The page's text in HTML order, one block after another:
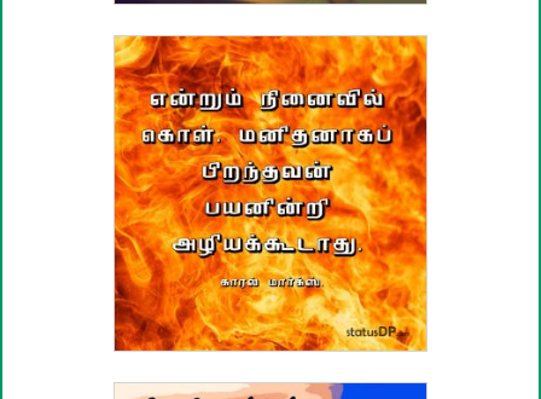
பொதுவான பொன்மொழிகள்
நட்பு பொன்மொழிகள்
சிரிப்பு பொன்மொழிகள்
கடவுள் பொன்மொழிகள்
வாழ்த்து பொன்மொழிகள்